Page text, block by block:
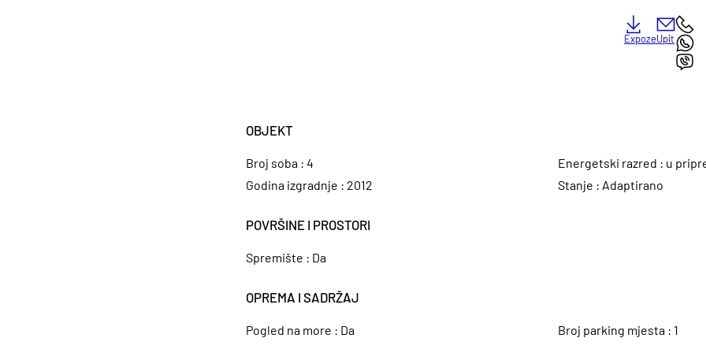
ExpozeUpit
OBJEKT
Broj soba : 4 Energetski razred : u
Godina izgradnje : 2012 Stanje : Adaptirano
POVRŠINE I PROSTORI
Spremište : Da
OPREMA I SADRŽAJ
Pogled na more : Da Broj parking mjesta : 1